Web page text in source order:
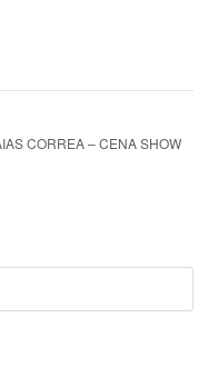
CORREA – CENA SHOW